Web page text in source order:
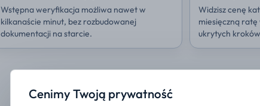
Wstępna weryfikacja możliwa nawet w
kilkanaście minut, bez rozbudowanej
dokumentacji na starcie.
Widzisz cenę
miesięczną ratę
ukrytych
Cenimy Twoją prywatność